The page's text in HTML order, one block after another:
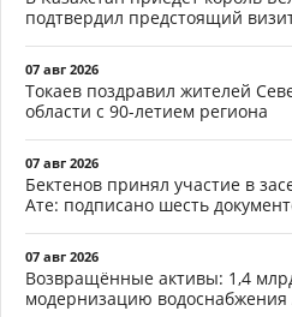
подтвердил предстоящий
07 авг 2026
Токаев поздравил жителей
области с 90-летием региона
07 авг 2026
Бектенов принял участие в
Ате: подписано шесть
07 авг 2026
Возвращённые активы: 1,4
модернизацию водоснабжения